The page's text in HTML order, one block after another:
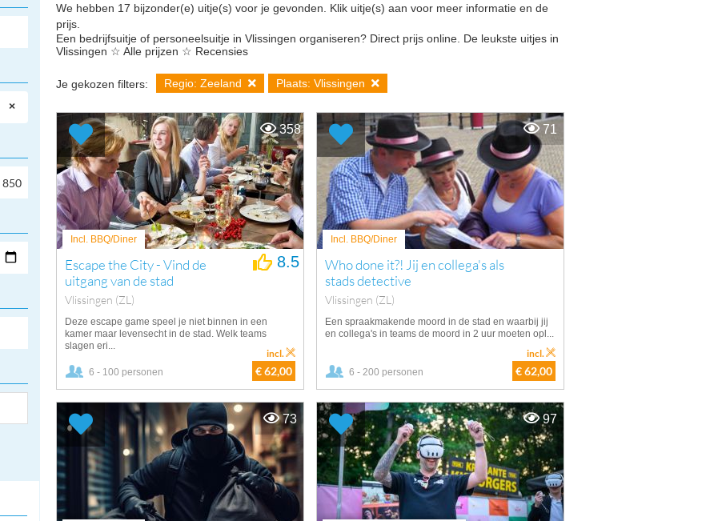
×
We hebben 17 bijzonder(e) uitje(s) voor je gevonden. Klik uitje(s) aan voor meer informatie en de
prijs.
Een bedrijfsuitje of personeelsuitje in Vlissingen organiseren? Direct prijs online. De leukste uitjes in
Vlissingen ☆ Alle prijzen ☆ Recensies
Je gekozen filters: Regio: Zeeland Plaats: Vlissingen
Incl. BBQ/Diner
Escape the City - Vind de
uitgang van de stad
Vlissingen (ZL)
8.5
Deze escape game speel je niet binnen in een
kamer maar levensecht in de stad. Welk teams
slagen eri...
6 - 100 personen € 62,00
incl.
358
Incl. BBQ/Diner
Who done it?! Jij en collega's als
stads detective
Vlissingen (ZL)
Een spraakmakende moord in de stad en waarbij jij
en collega's in teams de moord in 2 uur moeten opl...
6 - 200 personen € 62,00
incl.
71
73 97